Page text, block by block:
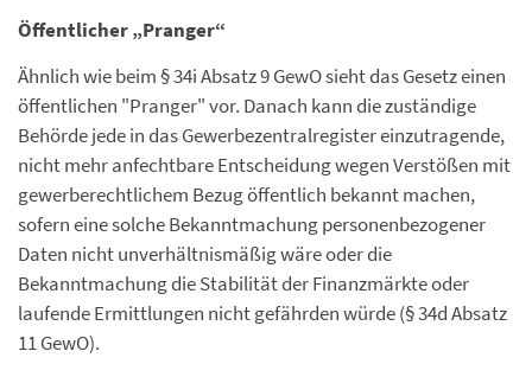
Öffentlicher „Pranger“
Ähnlich wie beim § 34i Absatz 9 GewO sieht das Gesetz einen
öffentlichen "Pranger" vor. Danach kann die zuständige
Behörde jede in das Gewerbezentralregister einzutragende,
nicht mehr anfechtbare Entscheidung wegen Verstößen mit
gewerberechtlichem Bezug öffentlich bekannt machen,
sofern eine solche Bekanntmachung personenbezogener
Daten nicht unverhältnismäßig wäre oder die
Bekanntmachung die Stabilität der Finanzmärkte oder
laufende Ermittlungen nicht gefährden würde (§ 34d Absatz
11 GewO).